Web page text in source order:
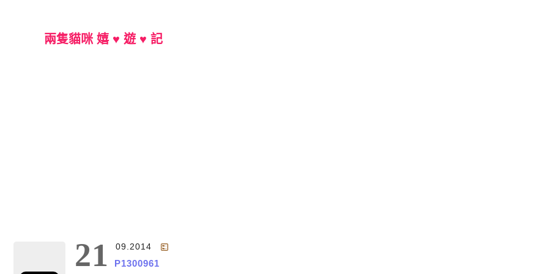
兩隻貓咪 嬉 ♥ 遊 ♥ 記
21 09.2014
P1300961